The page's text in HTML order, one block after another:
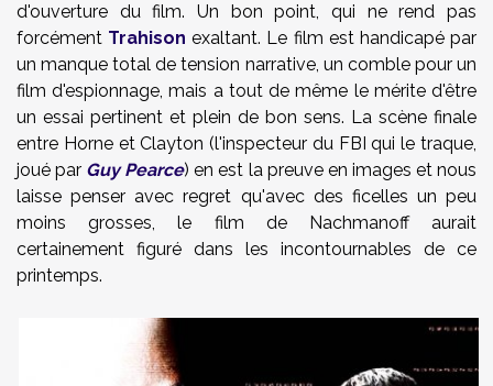
d'ouverture du film. Un bon point, qui ne rend pas
forcément Trahison exaltant. Le film est handicapé par
un manque total de tension narrative, un comble pour un
film d'espionnage, mais a tout de même le mérite d'être
un essai pertinent et plein de bon sens. La scène finale
entre Horne et Clayton (l'inspecteur du FBI qui le traque,
joué par Guy Pearce) en est la preuve en images et nous
laisse penser avec regret qu'avec des ficelles un peu
moins grosses, le film de Nachmanoff aurait
certainement figuré dans les incontournables de ce
printemps.